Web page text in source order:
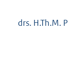
drs. H.Th.M.